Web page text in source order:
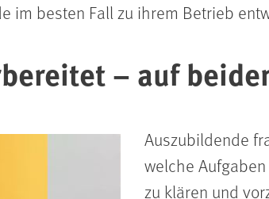
im besten Fall zu ihrem Betrieb
– auf
Auszubildende
welche
zu klären und